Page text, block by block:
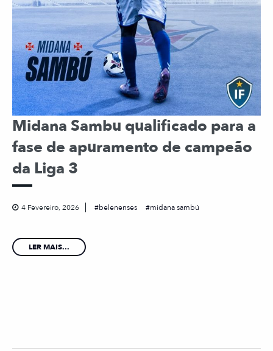
Midana Sambu qualificado para a
fase de apuramento de campeão
da Liga 3
4 Fevereiro, 2026 belenenses midana sambú
LER MAIS...